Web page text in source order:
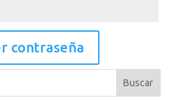
contraseña